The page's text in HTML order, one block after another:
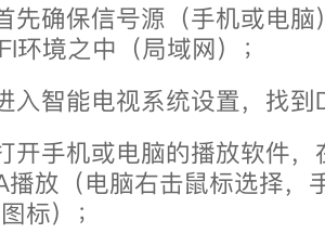
确保信号源（手机或电脑
环境之中（局域网）；
智能电视系统设置，找到
手机或电脑的播放软件，
播放（电脑右击鼠标选择，
标）；